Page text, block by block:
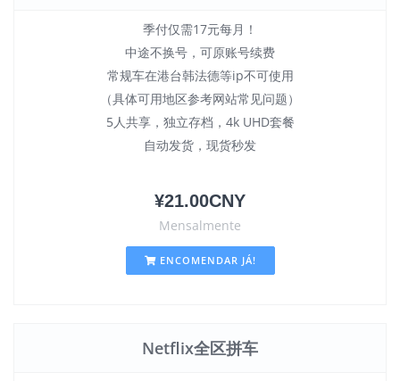
季付仅需17元每月！
中途不换号，可原账号续费
常规车在港台韩法德等ip不可使用
（具体可用地区参考网站常见问题）
5人共享，独立存档，4k UHD套餐
自动发货，现货秒发
¥21.00CNY
Mensalmente
ENCOMENDAR JÁ!
Netflix全区拼车